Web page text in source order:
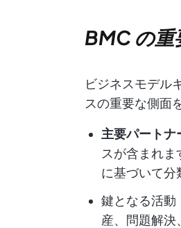
BMC の重
ビジネスモデル
スの重要な側面
主要パートナ
スが含まれ
に基づいて分
鍵となる活動
産、問題解決